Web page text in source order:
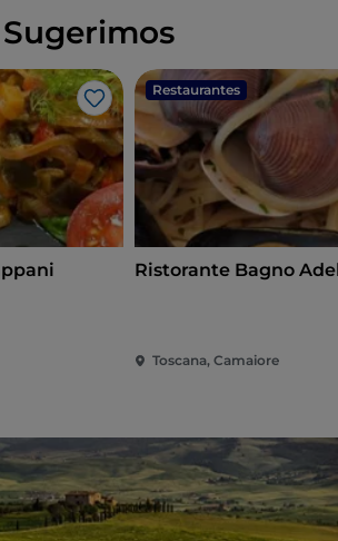
Sugerimos
Me gusta
Restaurantes
Ristorante Bagno
Toscana, Camaiore